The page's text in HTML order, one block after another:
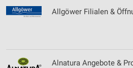
Allgöwer Filialen &
Alnatura Angebote &